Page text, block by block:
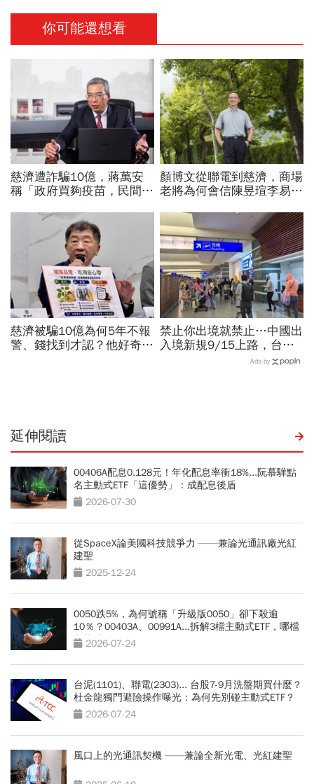
你可能還想看
慈濟遭詐騙10億，蔣萬安
稱「政府買夠疫苗，民間就
話說得不夠公道
顏博文從聯電到慈濟，商場
老將為何會信陳昱瑄李易
聲：將捍衛信眾捐款、蔡英
文也說話
慈濟被騙10億為何5年不報
警、錢找到才認？他好奇：
禁止你出境就禁止…中國出
入境新規9/15上路，台灣
人小心「有去無回」？4種
Ads by
延伸閱讀
00406A配息0.128元！年化配息率衝18%...阮慕驊點
名主動式ETF「這優勢」：成配息後盾
2026-07-30
從SpaceX論美國科技競爭力 ——兼論光通訊廠光紅
建聖
2025-12-24
0050跌5%，為何號稱「升級版0050」卻下殺逾
10％？00403A、00991A...拆解3檔主動式ETF，哪檔
最抗跌？
2026-07-24
台泥(1101)、聯電(2303)... 台股7-9月洗盤期買什麼？
杜金龍獨門避險操作曝光：為何先別碰主動式ETF？
2026-07-24
風口上的光通訊契機 ——兼論全新光電、光紅建聖